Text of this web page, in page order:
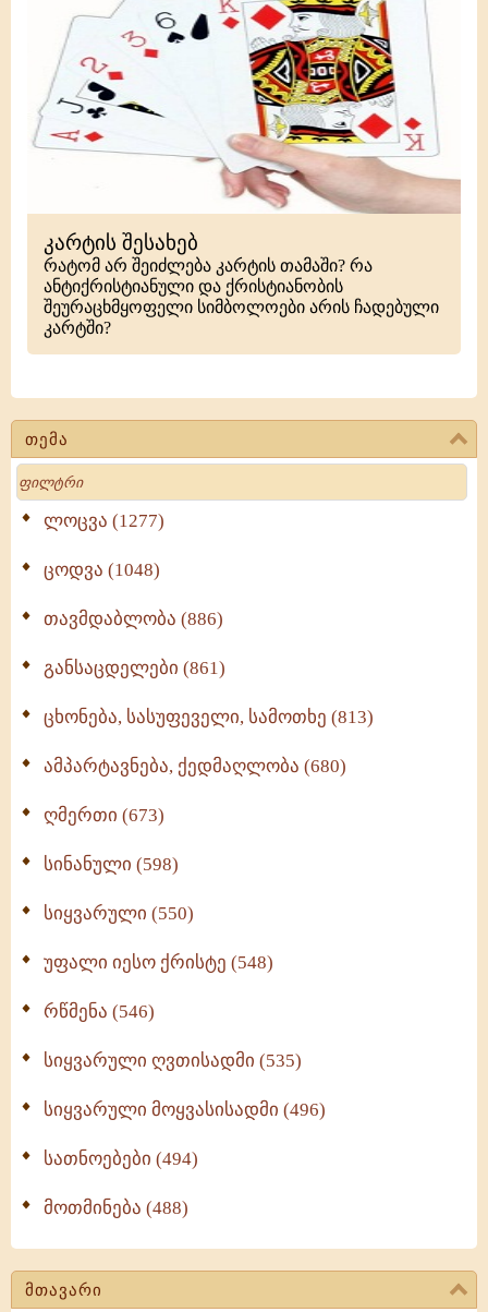
თემა
Search
ლოცვა (1277)
ცოდვა (1048)
თავმდაბლობა (886)
განსაცდელები (861)
ცხონება, სასუფეველი, სამოთხე (813)
ამპარტავნება, ქედმაღლობა (680)
ღმერთი (673)
სინანული (598)
სიყვარული (550)
უფალი იესო ქრისტე (548)
რწმენა (546)
სიყვარული ღვთისადმი (535)
სიყვარული მოყვასისადმი (496)
სათნოებები (494)
მოთმინება (488)
მთავარი
კარტის შესახებ
რატომ არ შეიძლება კარტის თამაში? რა
ანტიქრისტიანული და ქრისტიანობის
შეურაცხმყოფელი სიმბოლოები არის ჩადებული
კარტში?